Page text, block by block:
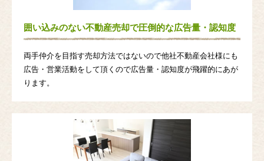
囲い込みのない不動産売却で圧倒的な広告量・認知度
両手仲介を目指す売却方法ではないので他社不動産会社様にも
広告・営業活動をして頂くので広告量・認知度が飛躍的にあが
ります。